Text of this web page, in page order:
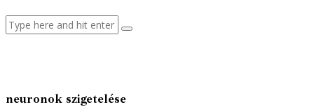
neuronok szigetelése